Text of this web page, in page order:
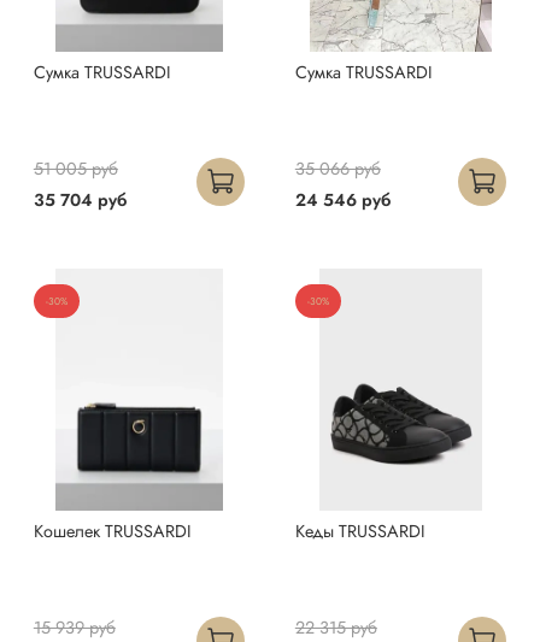
Сумка TRUSSARDI
35 704 руб
51 005 руб
Сумка TRUSSARDI
24 546 руб
35 066 руб
-30%
Кошелек TRUSSARDI
15 939 руб
-30%
Кеды TRUSSARDI
22 315 руб